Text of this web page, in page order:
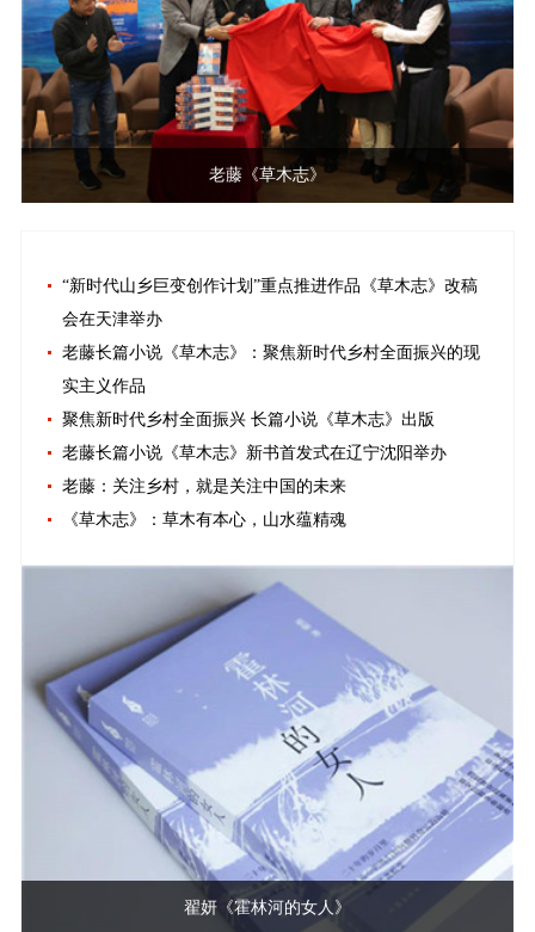
老藤《草木志》
“新时代山乡巨变创作计划”重点推进作品《草木志》改稿
会在天津举办
老藤长篇小说《草木志》：聚焦新时代乡村全面振兴的现
实主义作品
聚焦新时代乡村全面振兴 长篇小说《草木志》出版
老藤长篇小说《草木志》新书首发式在辽宁沈阳举办
老藤：关注乡村，就是关注中国的未来
《草木志》：草木有本心，山水蕴精魂
翟妍《霍林河的女人》